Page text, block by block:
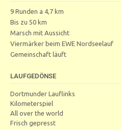
9 Runden a 4,7 km
Bis zu 50 km
Marsch mit Aussicht
Viermärker beim EWE Nordseelauf
Gemeinschaft läuft
LAUFGEDÖNSE
Dortmunder Lauflinks
Kilometerspiel
All over the world
Frisch gepresst